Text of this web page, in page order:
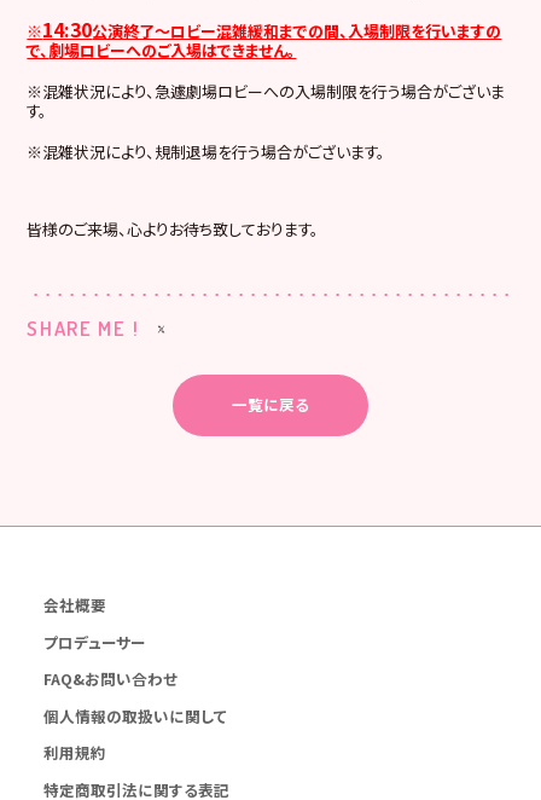
※14:30公演終了～ロビー混雑緩和までの間、 入場制限を行いますの
で、 劇場ロビーへのご入場はできません。
※混雑状況により、急遽劇場ロビーへの入場制限を行う場合がございま
す。
※混雑状況により、規制退場を行う場合がございます。
皆様のご来場、心よりお待ち致しております。
SHARE ME !
一覧に戻る
会社概要
プロデューサー
FAQ&お問い合わせ
個人情報の取扱いに関して
利用規約
特定商取引法に関する表記